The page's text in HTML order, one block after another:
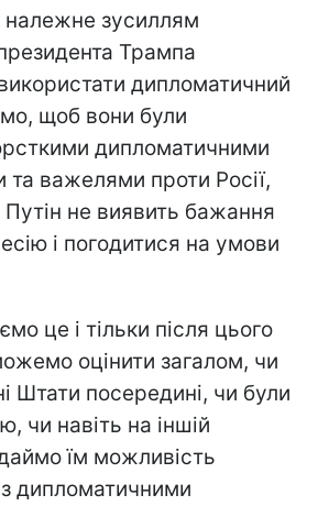
зусиллям
Трампа
дипломатичний
щоб вони були
дипломатичними
та важелями проти Росії,
не виявить бажання
і погодитися на умови
це і тільки після цього
оцінити загалом, чи
Штати посередині, чи були
чи навіть на іншій
їм можливість
дипломатичними